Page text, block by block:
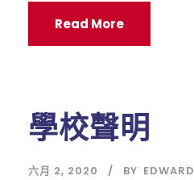
Read More
學校聲明
六月 2, 2020 BY EDWARD